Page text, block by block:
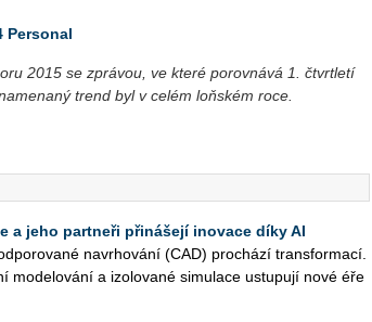
Personal
2015 se zprávou, ve které porovnává 1. čtvrtletí
trend byl v celém loňském roce.
a jeho partneři přinášejí inovace díky AI
na­vr­ho­vá­ní (CAD) pro­chá­zí trans­for­ma­cí.
mo­de­lo­vá­ní a izo­lo­va­né si­mu­la­ce ustu­pu­jí nové éře